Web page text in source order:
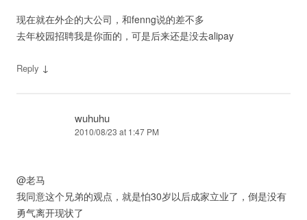
现在就在外企的大公司，和fenng说的差不多
去年校园招聘我是你面的，可是后来还是没去alipay
Reply ↓
wuhuhu
2010/08/23 at 1:47 PM
@老马
我同意这个兄弟的观点，就是怕30岁以后成家立业了，倒是没有
勇气离开现状了